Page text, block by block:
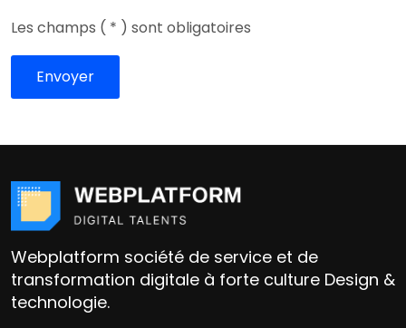
Les champs ( * ) sont obligatoires
Webplatform société de service et de
transformation digitale à forte culture Design &
technologie.